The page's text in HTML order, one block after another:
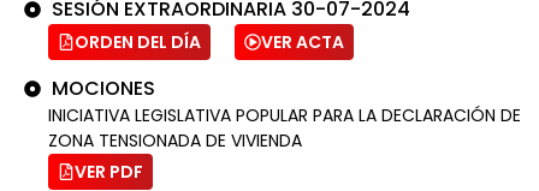
SESIÓN EXTRAORDINARIA 30-07-2024
ORDEN DEL DÍA VER ACTA
MOCIONES
INICIATIVA LEGISLATIVA POPULAR PARA LA DECLARACIÓN DE
ZONA TENSIONADA DE VIVIENDA
VER PDF